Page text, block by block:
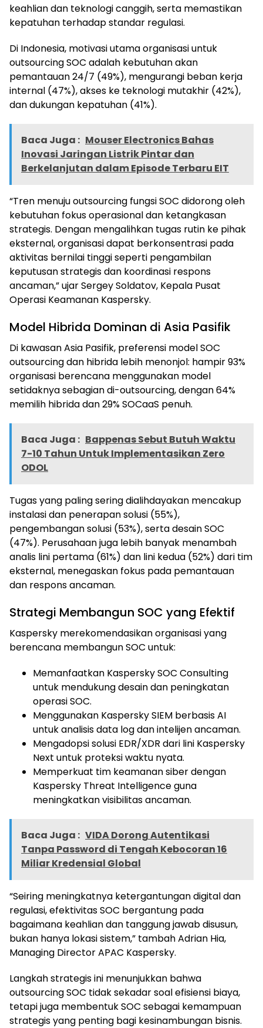
keahlian dan teknologi canggih, serta memastikan
kepatuhan terhadap standar regulasi.
Di Indonesia, motivasi utama organisasi untuk
outsourcing SOC adalah kebutuhan akan
pemantauan 24/7 (49%), mengurangi beban kerja
internal (47%), akses ke teknologi mutakhir (42%),
dan dukungan kepatuhan (41%).
Baca Juga : Mouser Electronics Bahas
Inovasi Jaringan Listrik Pintar dan
Berkelanjutan dalam Episode Terbaru EIT
“Tren menuju outsourcing fungsi SOC didorong oleh
kebutuhan fokus operasional dan ketangkasan
strategis. Dengan mengalihkan tugas rutin ke pihak
eksternal, organisasi dapat berkonsentrasi pada
aktivitas bernilai tinggi seperti pengambilan
keputusan strategis dan koordinasi respons
ancaman,” ujar Sergey Soldatov, Kepala Pusat
Operasi Keamanan Kaspersky.
Model Hibrida Dominan di Asia Pasifik
Di kawasan Asia Pasifik, preferensi model SOC
outsourcing dan hibrida lebih menonjol: hampir 93%
organisasi berencana menggunakan model
setidaknya sebagian di-outsourcing, dengan 64%
memilih hibrida dan 29% SOCaaS penuh.
Baca Juga : Bappenas Sebut Butuh Waktu
7-10 Tahun Untuk Implementasikan Zero
ODOL
Tugas yang paling sering dialihdayakan mencakup
instalasi dan penerapan solusi (55%),
pengembangan solusi (53%), serta desain SOC
(47%). Perusahaan juga lebih banyak menambah
analis lini pertama (61%) dan lini kedua (52%) dari tim
eksternal, menegaskan fokus pada pemantauan
dan respons ancaman.
Strategi Membangun SOC yang Efektif
Kaspersky merekomendasikan organisasi yang
berencana membangun SOC untuk:
Memanfaatkan Kaspersky SOC Consulting
untuk mendukung desain dan peningkatan
operasi SOC.
Menggunakan Kaspersky SIEM berbasis AI
untuk analisis data log dan intelijen ancaman.
Mengadopsi solusi EDR/XDR dari lini Kaspersky
Next untuk proteksi waktu nyata.
Memperkuat tim keamanan siber dengan
Kaspersky Threat Intelligence guna
meningkatkan visibilitas ancaman.
Baca Juga : VIDA Dorong Autentikasi
Tanpa Password di Tengah Kebocoran 16
Miliar Kredensial Global
“Seiring meningkatnya ketergantungan digital dan
regulasi, efektivitas SOC bergantung pada
bagaimana keahlian dan tanggung jawab disusun,
bukan hanya lokasi sistem,” tambah Adrian Hia,
Managing Director APAC Kaspersky.
Langkah strategis ini menunjukkan bahwa
outsourcing SOC tidak sekadar soal efisiensi biaya,
tetapi juga membentuk SOC sebagai kemampuan
strategis yang penting bagi kesinambungan bisnis.